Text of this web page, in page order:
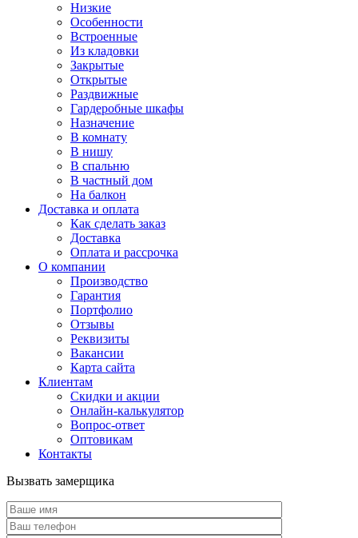
Низкие
Особенности
Встроенные
Из кладовки
Закрытые
Открытые
Раздвижные
Гардеробные шкафы
Назначение
В комнату
В нишу
В спальню
В частный дом
На балкон
Доставка и оплата
Как сделать заказ
Доставка
Оплата и рассрочка
О компании
Производство
Гарантия
Портфолио
Отзывы
Реквизиты
Вакансии
Карта сайта
Клиентам
Скидки и акции
Онлайн-калькулятор
Вопрос-ответ
Оптовикам
Контакты
Вызвать замерщика